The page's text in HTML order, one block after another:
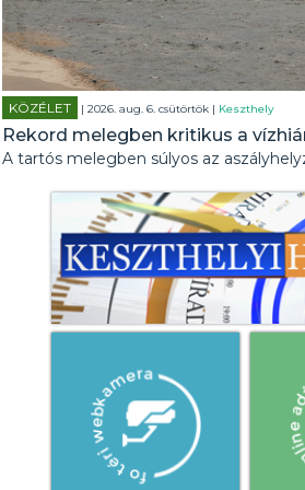
KÖZÉLET | 2026. aug. 6. csütörtök | Keszthely
Rekord melegben kritikus a
A tartós melegben súlyos az